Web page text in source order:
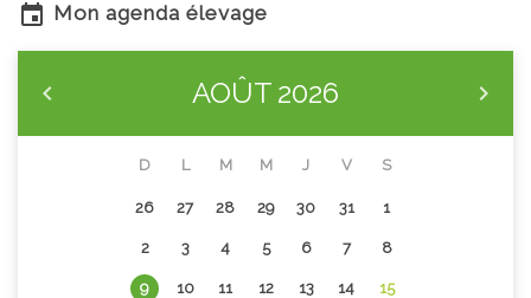
Mon agenda élevage
AOÛT 2026
D L M M J V S
26 27 28 29 30 31 1
2 3 4 5 6 7 8
9 10 11 12 13 14 15